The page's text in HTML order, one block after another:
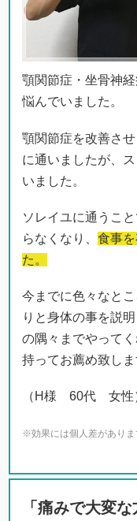
顎関節症・坐骨神
悩んでいました。
顎関節症を改善さ
に通いましたが、
いました。
ソレイユに通うこ
らなくなり、 食事
た。
今までに色々なと
りと身体の事を説
の隅々までやって
持ってお薦め致しま
（H様 60代 女性
※効果には個人差がありま
「痛みで大変